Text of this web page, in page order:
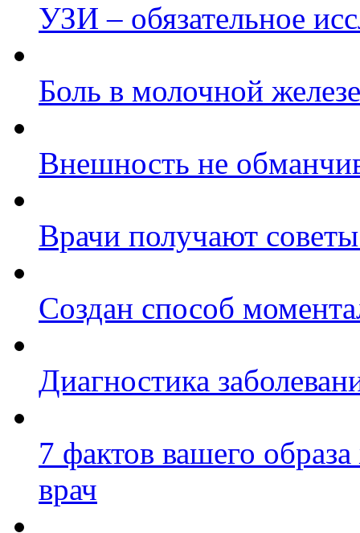
УЗИ – обязательное
Боль в молочной
Внешность не
Врачи получают
Создан способ
Диагностика
7 фактов вашего
врач